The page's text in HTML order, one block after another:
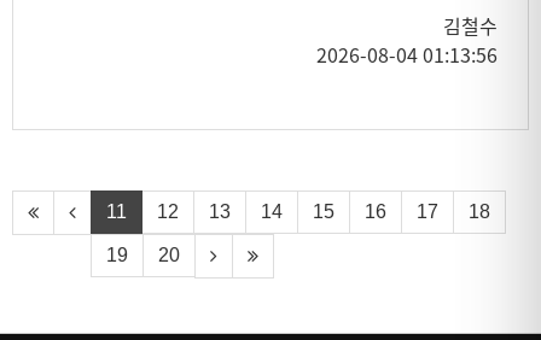
김철수
2026-08-04 01:13:56
11 12 13 14 15 16 17 18
19 20